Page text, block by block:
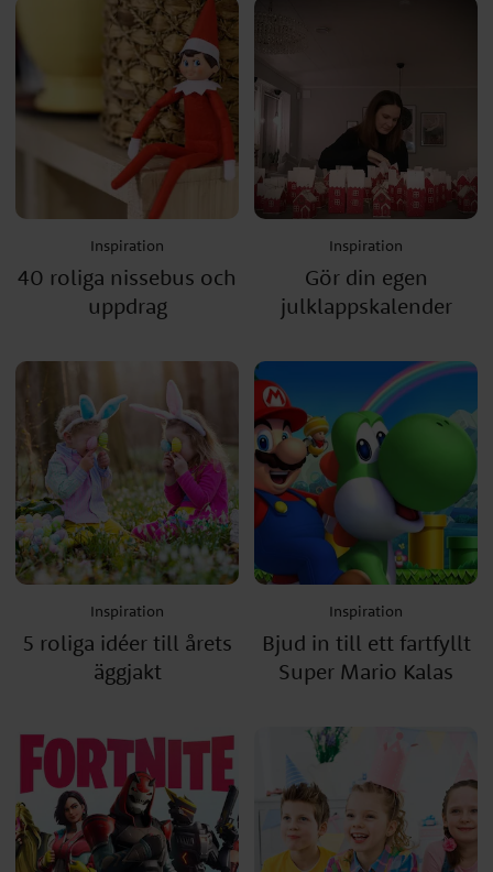
Inspiration
40 roliga nissebus och
uppdrag
Inspiration
Gör din egen
julklappskalender
Inspiration
5 roliga idéer till årets
äggjakt
Inspiration
Bjud in till ett fartfyllt
Super Mario Kalas